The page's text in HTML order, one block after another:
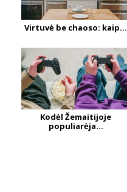
Virtuvė be chaoso: kaip...
Kodėl Žemaitijoje
populiarėja...